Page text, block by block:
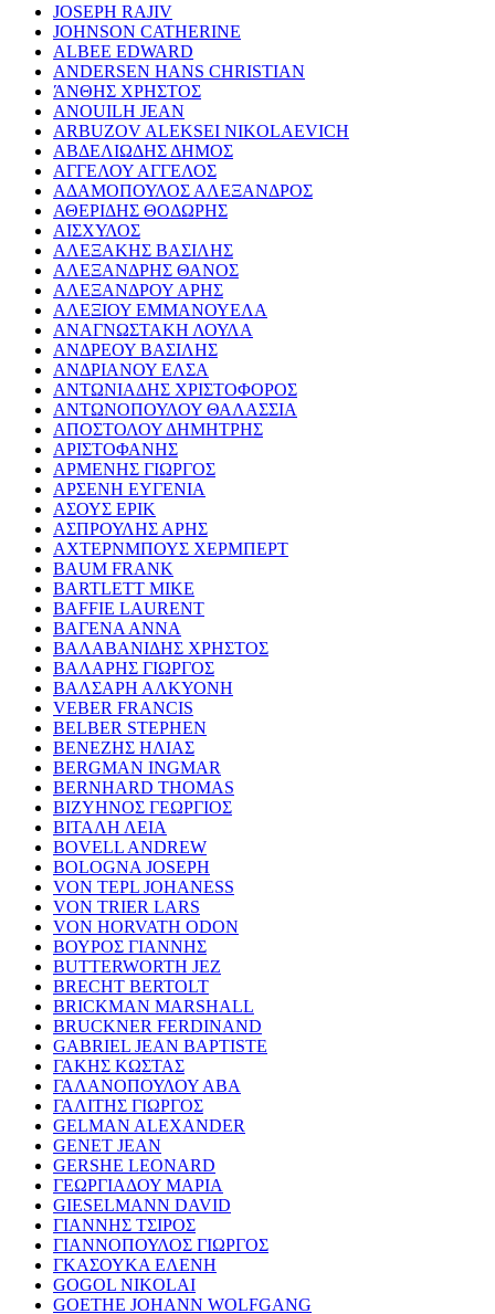
JOSEPH RAJIV
JOHNSON CATHERINE
ALBEE EDWARD
ANDERSEN HANS CHRISTIAN
ΆΝΘΗΣ ΧΡΗΣΤΟΣ
ANOUILH JEAN
ARBUZOV ALEKSEI NIKOLAEVICH
ΑΒΔΕΛΙΩΔΗΣ ΔΗΜΟΣ
ΑΓΓΕΛΟΥ ΑΓΓΕΛΟΣ
ΑΔΑΜΟΠΟΥΛΟΣ ΑΛΕΞΑΝΔΡΟΣ
ΑΘΕΡΙΔΗΣ ΘΟΔΩΡΗΣ
ΑΙΣΧΥΛΟΣ
ΑΛΕΞΑΚΗΣ ΒΑΣΙΛΗΣ
ΑΛΕΞΑΝΔΡΗΣ ΘΑΝΟΣ
ΑΛΕΞΑΝΔΡΟΥ ΑΡΗΣ
ΑΛΕΞΙΟΥ ΕΜΜΑΝΟΥΕΛΑ
ΑΝΑΓΝΩΣΤΑΚΗ ΛΟΥΛΑ
ΑΝΔΡΕΟΥ ΒΑΣΙΛΗΣ
ΑΝΔΡΙΑΝΟΥ ΕΛΣΑ
ΑΝΤΩΝΙΑΔΗΣ ΧΡΙΣΤΟΦΟΡΟΣ
ΑΝΤΩΝΟΠΟΥΛΟΥ ΘΑΛΑΣΣΙΑ
ΑΠΟΣΤΟΛΟΥ ΔΗΜΗΤΡΗΣ
ΑΡΙΣΤΟΦΑΝΗΣ
ΑΡΜΕΝΗΣ ΓΙΩΡΓΟΣ
ΑΡΣΕΝΗ ΕΥΓΕΝΙΑ
ΑΣΟΥΣ ΕΡΙΚ
ΑΣΠΡΟΥΛΗΣ ΑΡΗΣ
ΑΧΤΕΡΝΜΠΟΥΣ ΧΕΡΜΠΕΡΤ
BAUM FRANK
BARTLETT MIKE
BAFFIE LAURENT
ΒΑΓΕΝΑ ΑΝΝΑ
ΒΑΛΑΒΑΝΙΔΗΣ ΧΡΗΣΤΟΣ
ΒΑΛΑΡΗΣ ΓΙΩΡΓΟΣ
ΒΑΛΣΑΡΗ ΑΛΚΥΟΝΗ
VEBER FRANCIS
BELBER STEPHEN
ΒΕΝΕΖΗΣ ΗΛΙΑΣ
BERGMAN INGMAR
BERNHARD THOMAS
ΒΙΖΥΗΝΟΣ ΓΕΩΡΓΙΟΣ
ΒΙΤΑΛΗ ΛΕΙΑ
BOVELL ANDREW
BOLOGNA JOSEPH
VON TEPL JOHANESS
VON TRIER LARS
VON HORVATH ODON
ΒΟΥΡΟΣ ΓΙΑΝΝΗΣ
BUTTERWORTH JEZ
BRECHT BERTOLT
BRICKMAN MARSHALL
BRUCKNER FERDINAND
GABRIEL JEAN BAPTISTE
ΓΑΚΗΣ ΚΩΣΤΑΣ
ΓΑΛΑΝΟΠΟΥΛΟΥ ΑΒΑ
ΓΑΛΙΤΗΣ ΓΙΩΡΓΟΣ
GELMAN ALEXANDER
GENET JEAN
GERSHE LEONARD
ΓΕΩΡΓΙΑΔΟΥ ΜΑΡΙΑ
GIESELMANN DAVID
ΓΙΑΝΝΗΣ ΤΣΙΡΟΣ
ΓΙΑΝΝΟΠΟΥΛΟΣ ΓΙΩΡΓΟΣ
ΓΚΑΣΟΥΚΑ ΕΛΕΝΗ
GOGOL NIKOLAI
GOETHE JOHANN WOLFGANG